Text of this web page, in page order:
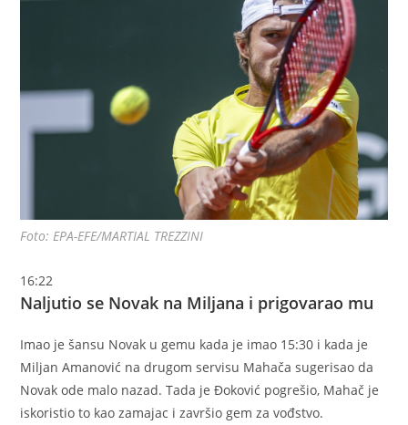
Foto: EPA-EFE/MARTIAL TREZZINI
16:22
Naljutio se Novak na Miljana i prigovarao mu
Imao je šansu Novak u gemu kada je imao 15:30 i kada je
Miljan Amanović na drugom servisu Mahača sugerisao da
Novak ode malo nazad. Tada je Đoković pogrešio, Mahač je
iskoristio to kao zamajac i završio gem za vođstvo.